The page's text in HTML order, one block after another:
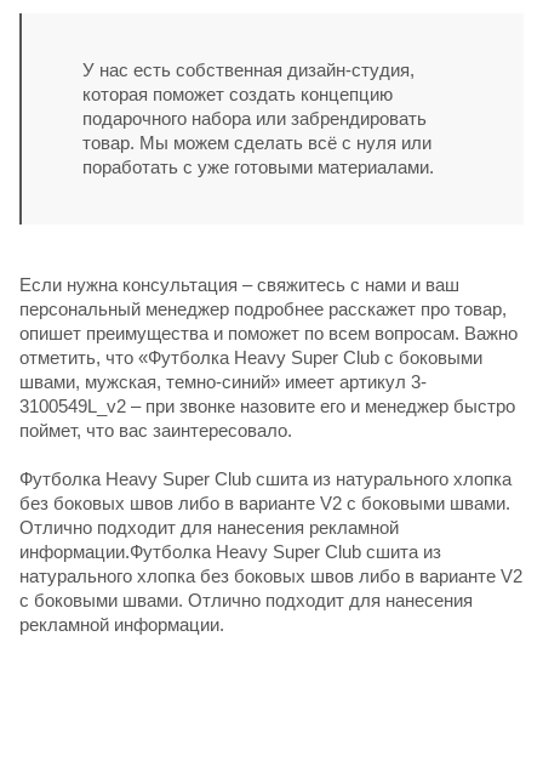
У нас есть собственная дизайн-студия,
которая поможет создать концепцию
подарочного набора или забрендировать
товар. Мы можем сделать всё с нуля или
поработать с уже готовыми материалами.
Если нужна консультация – свяжитесь с нами и ваш
персональный менеджер подробнее расскажет про товар,
опишет преимущества и поможет по всем вопросам. Важно
отметить, что «Футболка Heavy Super Club с боковыми
швами, мужская, темно-синий» имеет артикул 3-
3100549L_v2 – при звонке назовите его и менеджер быстро
поймет, что вас заинтересовало.
Футболка Heavy Super Club сшита из натурального хлопка
без боковых швов либо в варианте V2 с боковыми швами.
Отлично подходит для нанесения рекламной
информации.Футболка Heavy Super Club сшита из
натурального хлопка без боковых швов либо в варианте V2
с боковыми швами. Отлично подходит для нанесения
рекламной информации.